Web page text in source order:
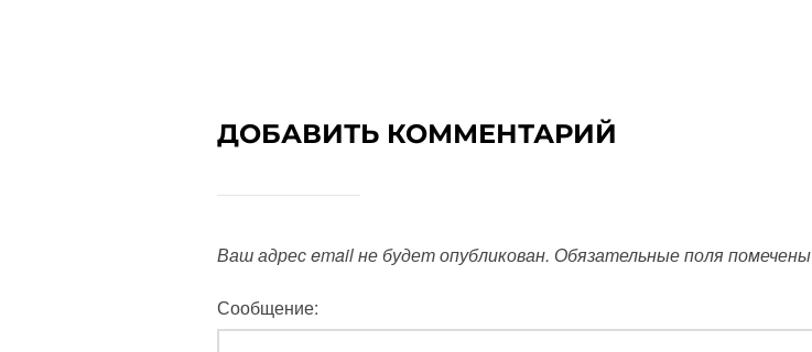
ДОБАВИТЬ КОММЕНТАРИЙ
Ваш адрес email не будет опубликован. Обязательные поля помечены
Сообщение: